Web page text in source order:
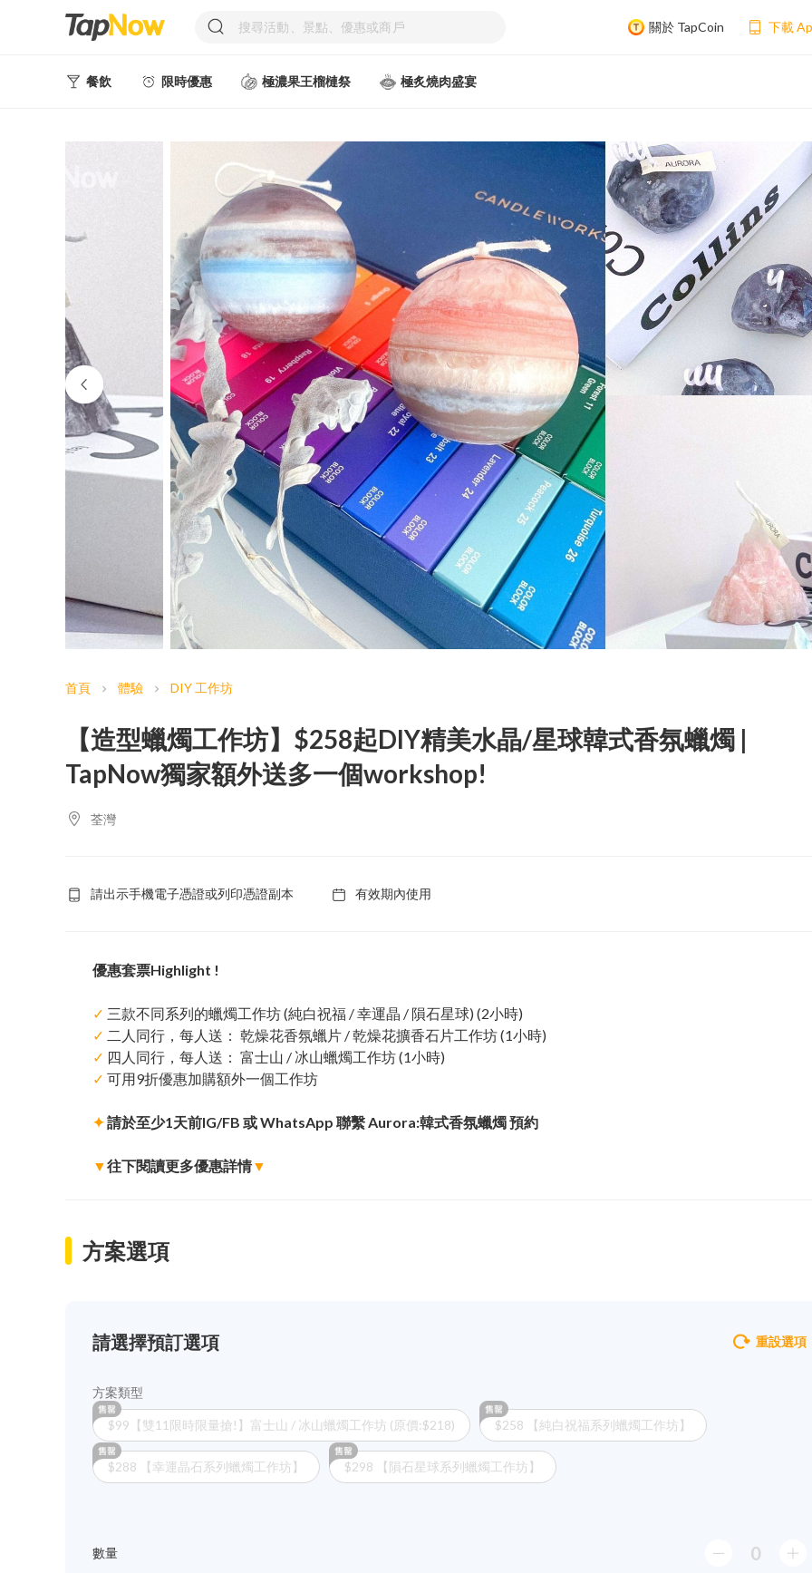
關於 TapCoin 下載
餐飲 限時優惠 極濃果王榴槤祭 極炙燒肉盛宴
首頁 chevron_right 體驗 chevron_right DIY 工作坊
【造型蠟燭工作坊】$258起DIY精美水晶/星球韓式香氛蠟燭 |
TapNow獨家額外送多一個workshop!
荃灣
請出示手機電子憑證或列印憑證副本 有效期內使用
優惠套票Highlight !
✓ 三款不同系列的蠟燭工作坊 (純白祝福 / 幸運晶 / 隕石星球) (2小時)
✓ 二人同行，每人送： 乾燥花香氛蠟片 / 乾燥花擴香石片工作坊 (1小時)
✓ 四人同行，每人送： 富士山 / 冰山蠟燭工作坊 (1小時)
✓ 可用9折優惠加購額外一個工作坊
✦請於至少1天前IG/FB 或 WhatsApp 聯繫 Aurora:韓式香氛蠟燭 預約
▼往下閱讀更多優惠詳情▼
方案選項
請選擇預訂選項 重設選項
方案類型
$99【雙11限時限量搶!】富士山 / 冰山蠟燭工作坊 (原價:$218) $258 【純白祝福系列蠟燭工作坊】
$288 【幸運晶石系列蠟燭工作坊】 $298 【隕石星球系列蠟燭工作坊】
數量 0